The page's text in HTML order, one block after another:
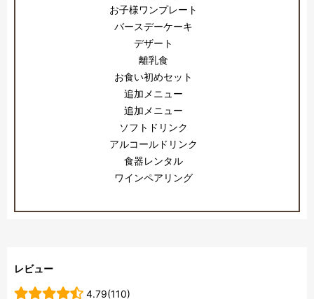
お子様ワンプレート
バースデーケーキ
デザート
離乳食
お食い初めセット
追加メニュー
追加メニュー
ソフトドリンク
アルコールドリンク
食器レンタル
ワインペアリング
レビュー
4.79(110)